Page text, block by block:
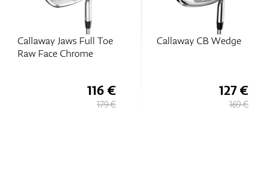
Toe
Callaway CB Wedge
Callaway Opus SP